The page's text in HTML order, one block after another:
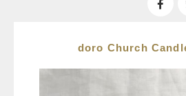
doro Church